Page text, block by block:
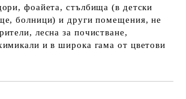
фоайета, стълбища (в детски
болници) и други помещения, не
лесна за почистване,
и в широка гама от цветови